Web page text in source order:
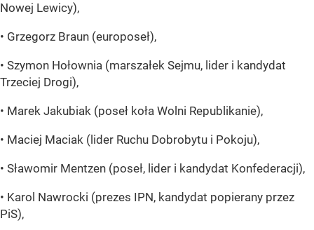
Nowej Lewicy),
• Grzegorz Braun (europoseł),
• Szymon Hołownia (marszałek Sejmu, lider i kandydat
Trzeciej Drogi),
• Marek Jakubiak (poseł koła Wolni Republikanie),
• Maciej Maciak (lider Ruchu Dobrobytu i Pokoju),
• Sławomir Mentzen (poseł, lider i kandydat Konfederacji),
• Karol Nawrocki (prezes IPN, kandydat popierany przez
PiS),